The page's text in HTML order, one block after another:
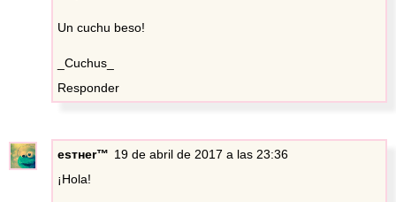
Un cuchu beso!
_Cuchus_
Responder
eѕтнer™ 19 de abril de 2017 a las 23:36
¡Hola!